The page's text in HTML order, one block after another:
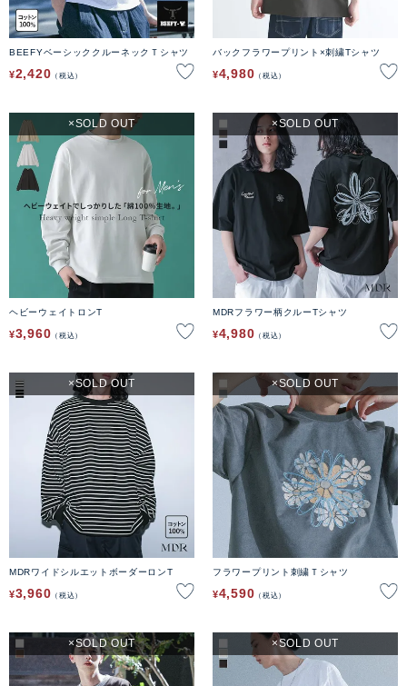
BEEFYベーシッククルーネックＴシャツ
¥2,420 税込
バックフラワープリント×刺繍Tシャツ
¥4,980 税込
ヘビーウェイトロンT
¥3,960 税込
SOLD OUT
MDRフラワー柄クルーTシャツ
¥4,980 税込
SOLD OUT
MDRワイドシルエットボーダーロンT
¥3,960 税込
SOLD OUT
フラワープリント刺繍Ｔシャツ
¥4,590 税込
SOLD OUT
SOLD OUT SOLD OUT